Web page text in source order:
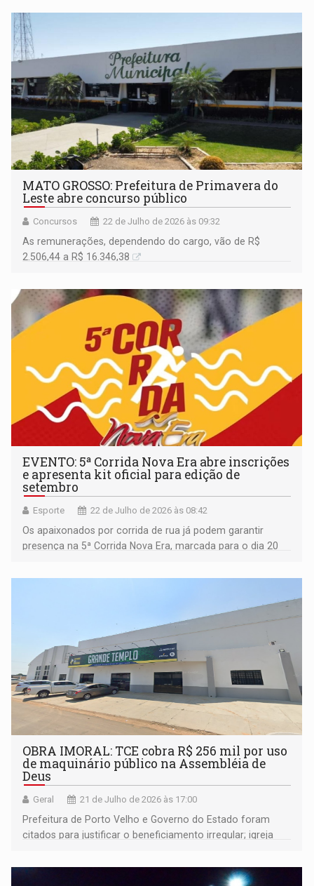
MATO GROSSO: Prefeitura de Primavera do
Leste abre concurso público
Concursos 22 de Julho de 2026 às 09:32
As remunerações, dependendo do cargo, vão de R$
2.506,44 a R$ 16.346,38
EVENTO: 5ª Corrida Nova Era abre inscrições
e apresenta kit oficial para edição de
setembro
Esporte 22 de Julho de 2026 às 08:42
Os apaixonados por corrida de rua já podem garantir
presença na 5ª Corrida Nova Era, marcada para o dia 20
OBRA IMORAL: TCE cobra R$ 256 mil por uso
de maquinário público na Assembléia de
Deus
Geral 21 de Julho de 2026 às 17:00
Prefeitura de Porto Velho e Governo do Estado foram
citados para justificar o beneficiamento irregular; igreja